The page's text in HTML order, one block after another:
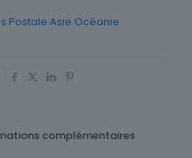
Postale Asie Océanie
complémentaires